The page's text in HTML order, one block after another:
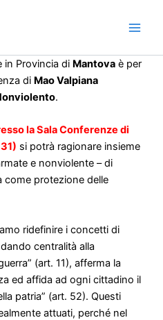
in Provincia di Mantova è per
di Mao Valpiana
.
la Sala Conferenze di
si potrà ragionare insieme
e nonviolente – di
come protezione delle
ridefinire i concetti di
centralità alla
(art. 11), afferma la
ed affida ad ogni cittadino il
patria” (art. 52). Questi
attuati, perché nel